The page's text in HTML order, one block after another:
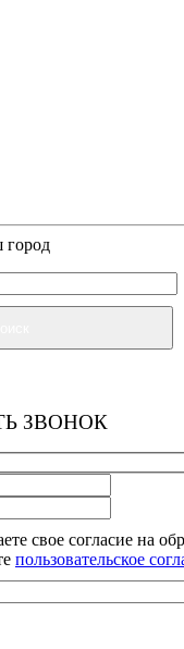
ЗВОНОК
свое согласие на
пользовательское